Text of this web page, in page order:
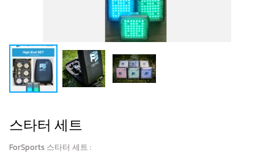
스타터 세트
ForSports 스타터 세트 :